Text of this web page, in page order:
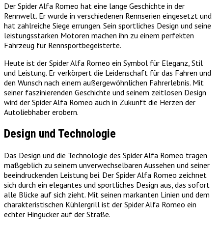
Der Spider Alfa Romeo hat eine lange Geschichte in der
Rennwelt. Er wurde in verschiedenen Rennserien eingesetzt und
hat zahlreiche Siege errungen. Sein sportliches Design und seine
leistungsstarken Motoren machen ihn zu einem perfekten
Fahrzeug für Rennsportbegeisterte.
Heute ist der Spider Alfa Romeo ein Symbol für Eleganz, Stil
und Leistung. Er verkörpert die Leidenschaft für das Fahren und
den Wunsch nach einem außergewöhnlichen Fahrerlebnis. Mit
seiner faszinierenden Geschichte und seinem zeitlosen Design
wird der Spider Alfa Romeo auch in Zukunft die Herzen der
Autoliebhaber erobern.
Design und Technologie
Das Design und die Technologie des Spider Alfa Romeo tragen
maßgeblich zu seinem unverwechselbaren Aussehen und seiner
beeindruckenden Leistung bei. Der Spider Alfa Romeo zeichnet
sich durch ein elegantes und sportliches Design aus, das sofort
alle Blicke auf sich zieht. Mit seinen markanten Linien und dem
charakteristischen Kühlergrill ist der Spider Alfa Romeo ein
echter Hingucker auf der Straße.